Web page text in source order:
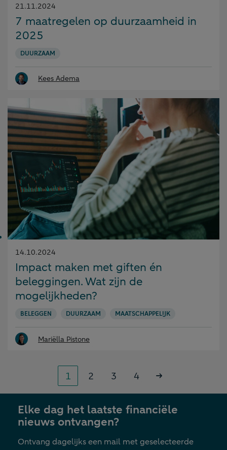
Gepubliceerd
op:
21.11.2024
7 maatregelen op duurzaamheid in
2025
DUURZAAM
Kees Adema
Gepubliceerd
op:
14.10.2024
Impact maken met giften én
beleggingen. Wat zijn de
mogelijkheden?
BELEGGEN DUURZAAM MAATSCHAPPELIJK
Mariëlla Pistone
PagineringPagina
1 Pagina
2 Pagina
3 Pagina
4
Volgende
»
Elke dag het laatste financiële
nieuws ontvangen?
Ontvang dagelijks een mail met geselecteerde